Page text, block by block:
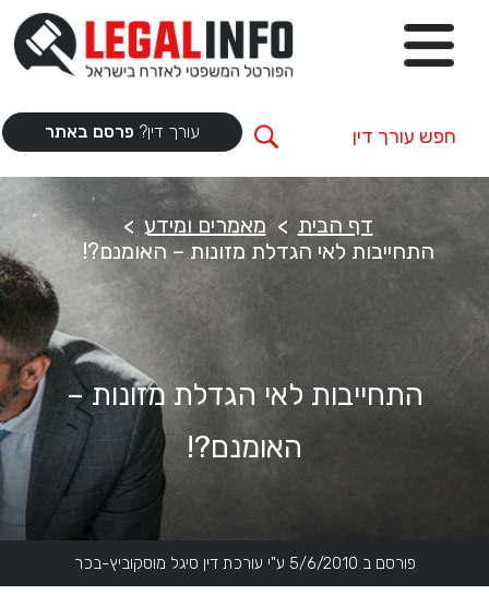
עורך דין? פרסם באתר
דף הבית
מאמרים ומידע
התחייבות לאי הגדלת מזונות – האומנם?!
התחייבות לאי הגדלת מזונות –
האומנם?!
פורסם ב 5/6/2010 ע"י עורכת דין סיגל מוסקוביץ-בכר